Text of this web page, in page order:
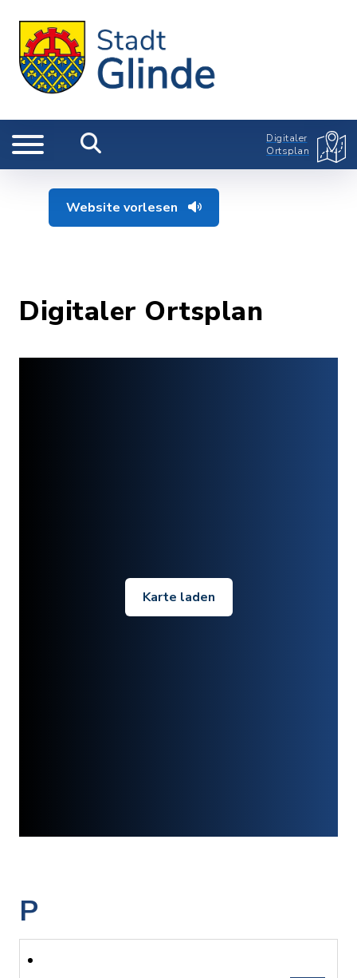
Digitaler
Ortsplan
Website vorlesen
Digitaler Ortsplan
Karte laden
P